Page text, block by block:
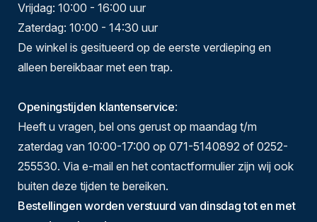
Vrijdag: 10:00 - 16:00 uur
Zaterdag: 10:00 - 14:30 uur
De winkel is gesitueerd op de eerste verdieping en
alleen bereikbaar met een trap.
Openingstijden klantenservice:
Heeft u vragen, bel ons gerust op maandag t/m
zaterdag van 10:00-17:00 op 071-5140892 of 0252-
255530. Via e-mail en het contactformulier zijn wij ook
buiten deze tijden te bereiken.
Bestellingen worden verstuurd van dinsdag tot en met